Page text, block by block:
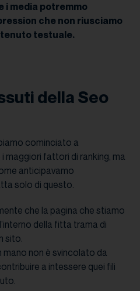
i media potremmo
che non riusciamo
testuale.
della Seo
cominciato a
maggiori fattori di ranking, ma
anticipavamo
solo di questo.
che la pagina che stiamo
della fitta trama di
sito.
non è svincolato da
a intessere quei fili